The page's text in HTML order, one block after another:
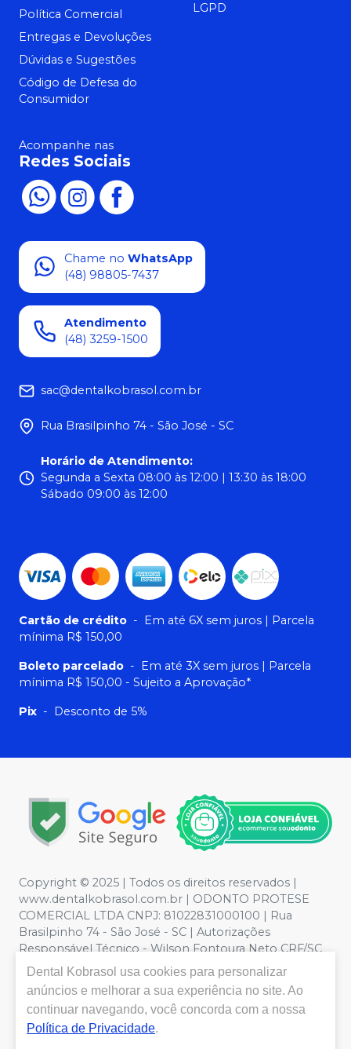
Política Comercial
Entregas e Devoluções
Dúvidas e Sugestões
Código de Defesa do
Consumidor
LGPD
Acompanhe nas
Redes Sociais
Chame no WhatsApp
(48) 98805-7437
Atendimento
(48) 3259-1500
sac@dentalkobrasol.com.br
Rua Brasilpinho 74 - São José - SC
Horário de Atendimento:
Segunda a Sexta 08:00 às 12:00 | 13:30 às 18:00
Sábado 09:00 às 12:00
Cartão de crédito - Em até 6X sem juros | Parcela
mínima R$ 150,00
Boleto parcelado - Em até 3X sem juros | Parcela
mínima R$ 150,00 - Sujeito a Aprovação*
Pix - Desconto de 5%
Copyright © 2025 | Todos os direitos reservados |
www.dentalkobrasol.com.br | ODONTO PROTESE
COMERCIAL LTDA CNPJ: 81022831000100 | Rua
Brasilpinho 74 - São José - SC | Autorizações
Responsável Técnico - Wilson Fontoura Neto CRF/SC
12450 | Política de Privacidade e Segurança - Fotos
meramente ilustrativas - Os preços e condições da loja
virtual estão sujeitos a alterações. Em caso de
divergência de preços no site, o valor válido é o do
Carrinho de Compra. Não vendemos por atacado, por
Dental Kobrasol usa cookies para personalizar
anúncios e melhorar a sua experiência no site. Ao
continuar navegando, você concorda com a nossa
Política de Privacidade.